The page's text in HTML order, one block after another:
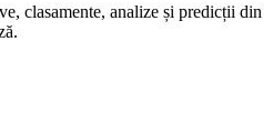
clasamente, analize și predicții din